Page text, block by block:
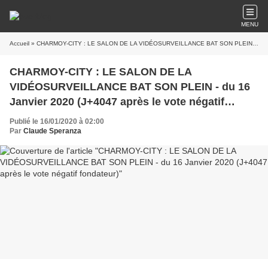
MENU
Accueil » CHARMOY-CITY : LE SALON DE LA VIDÉOSURVEILLANCE BAT SON PLEIN - du 16 Janvier 2020 (J+4047 après le vote négatif fondateur)
CHARMOY-CITY : LE SALON DE LA
VIDÉOSURVEILLANCE BAT SON PLEIN - du 16
Janvier 2020 (J+4047 après le vote négatif
fondateur)
Publié le 16/01/2020 à 02:00
Par Claude Speranza